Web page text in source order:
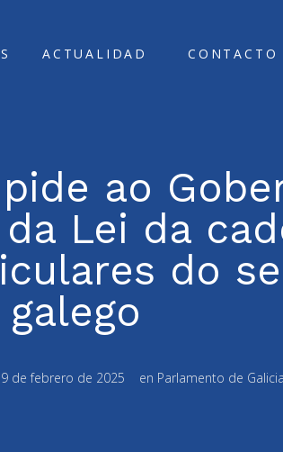
ACTUALIDAD CONTACTO
ao
Lei da
do
galego
de febrero de 2025 en Parlamento de Galicia